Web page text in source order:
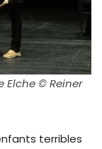
Elche © Reiner
terribles